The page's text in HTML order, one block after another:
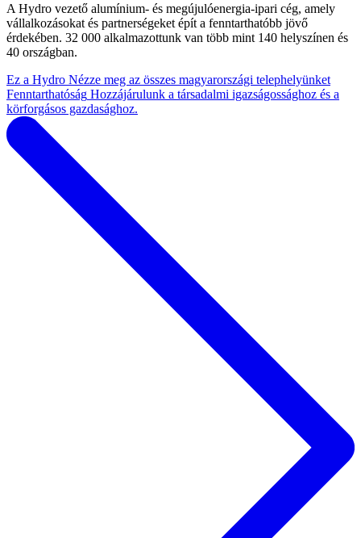
A Hydro vezető alumínium- és megújulóenergia-ipari cég, amely
vállalkozásokat és partnerségeket épít a fenntarthatóbb jövő
érdekében. 32 000 alkalmazottunk van több mint 140 helyszínen és
40 országban.
Ez a Hydro Nézze meg az összes magyarországi telephelyünket
Fenntarthatóság Hozzájárulunk a társadalmi igazságossághoz és a
körforgásos gazdasághoz.